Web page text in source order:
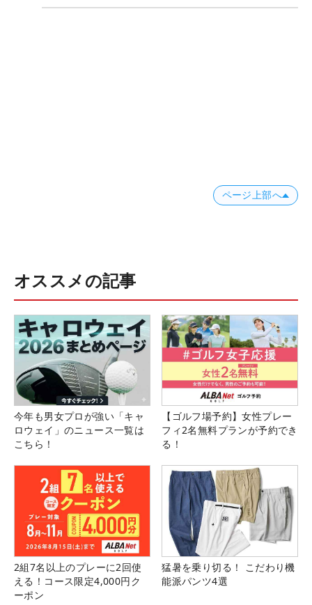
ページ上部へ
オススメの記事
今年も男女プロが強い「キャ
ロウェイ」のニュース一覧は
こちら！
【ゴルフ場予約】女性プレー
フィ2名無料プランが予約でき
る！
2組7名以上のプレーに2回使
える！コース限定4,000円ク
ーポン
猛暑を乗り切る！ こだわり機
能派パンツ4選